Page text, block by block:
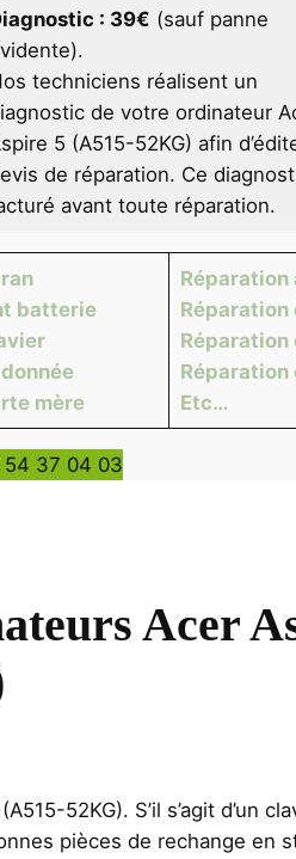
: 39€ (sauf panne
techniciens réalisent un
de votre ordinateur
5 (A515-52KG) afin
de réparation. Ce
avant toute réparation.
batterie
mère
Réparation
Réparation
Réparation
Etc…
54 37 04 03
Acer
52KG). S’il s’agit d’un
pièces de rechange en